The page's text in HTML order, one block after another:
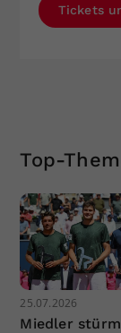
Tickets
Top-
25.07.2026
Miedler